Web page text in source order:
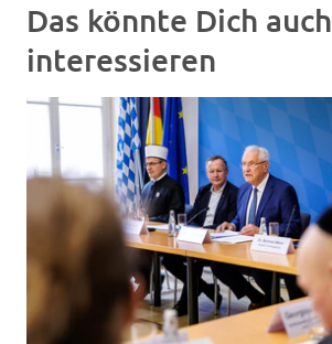
Das könnte Dich auch
interessieren